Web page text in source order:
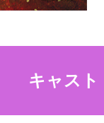
キャス